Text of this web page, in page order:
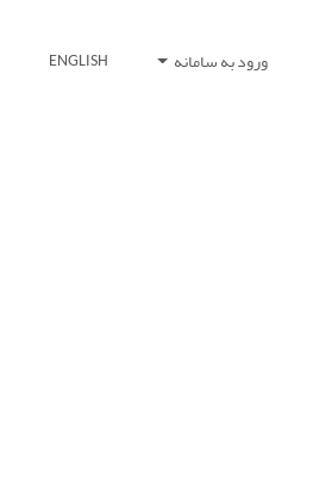
ورود به سامانه ENGLISH